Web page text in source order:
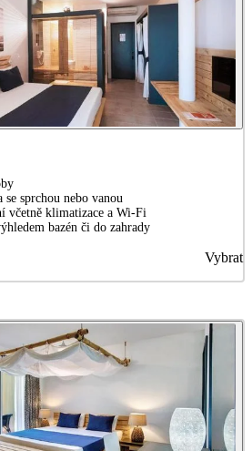
se sprchou nebo vanou
včetně klimatizace a Wi-Fi
bazén či do zahrady
Vybrat